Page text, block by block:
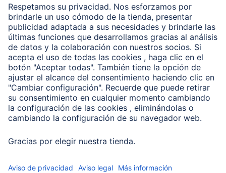
Clientes online
Conviértete en distribuidor
Compañía
Historia de la empresa
Hama en todo el Mundo
Sostenibilidad
Business-Portal